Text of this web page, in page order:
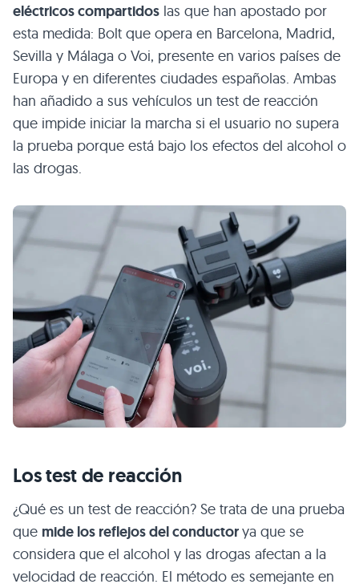
eléctricos compartidos las que han apostado por
esta medida: Bolt que opera en Barcelona, Madrid,
Sevilla y Málaga o Voi, presente en varios países de
Europa y en diferentes ciudades españolas. Ambas
han añadido a sus vehículos un test de reacción
que impide iniciar la marcha si el usuario no supera
la prueba porque está bajo los efectos del alcohol o
las drogas.
Los test de reacción
¿Qué es un test de reacción? Se trata de una prueba
que mide los reflejos del conductorya que se
considera que el alcohol y las drogas afectan a la
velocidad de reacción. El método es semejante en